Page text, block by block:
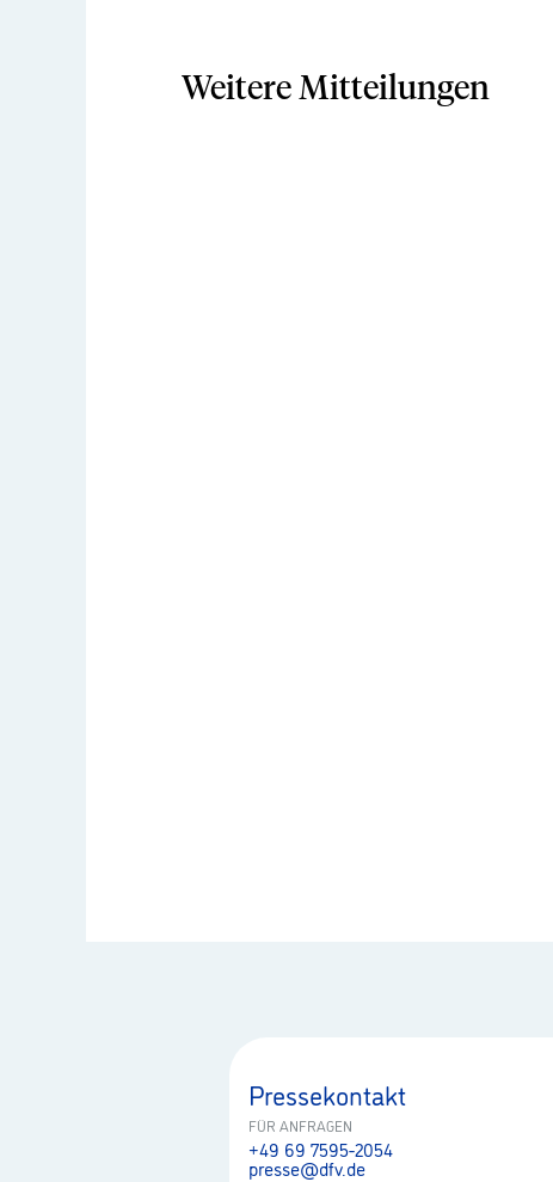
Weitere Mitteilungen
Pressekontakt
FÜR ANFRAGEN
+49 69 7595-2054
presse@dfv.de